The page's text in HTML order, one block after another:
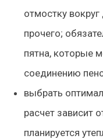
отмостку
прочего;
пятна, которые
соединению
выбрать
расчет зависит
планируется